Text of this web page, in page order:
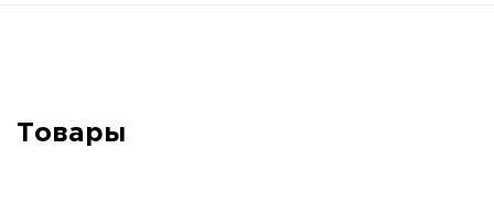
Товары